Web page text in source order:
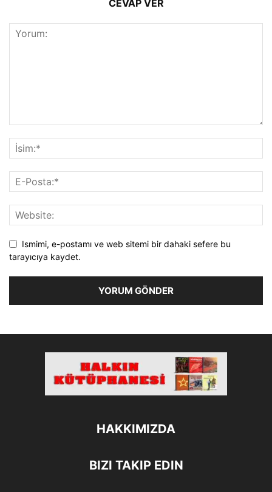
CEVAP VER
Ismimi, e-postamı ve web sitemi bir dahaki sefere bu
tarayıcıya kaydet.
HAKKIMIZDA
BIZI TAKIP EDIN